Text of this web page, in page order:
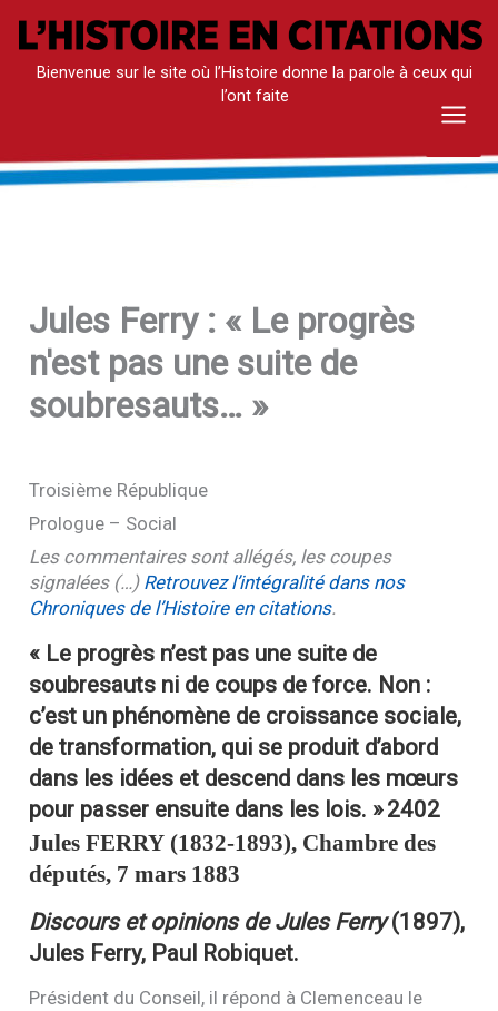
Aller
contenuBienvenue sur le site où l’Histoire donne la parole à ceux qui
l’ont faite
Main
Jules Ferry : « Le progrès
n'est pas une suite de
soubresauts… »
Troisième République
Prologue – Social
Les commentaires sont allégés, les coupes
signalées (…) Retrouvez l’intégralité dans nos
Chroniques de l’Histoire en citations.
« Le progrès n’est pas une suite de
soubresauts ni de coups de force. Non :
c’est un phénomène de croissance sociale,
de transformation, qui se produit d’abord
dans les idées et descend dans les mœurs
pour passer ensuite dans les lois. »2402
JulesFERRY (1832-1893), Chambre des
députés, 7 mars 1883
Discours et opinions de Jules Ferry(1897),
Jules Ferry, Paul Robiquet.
Président du Conseil, il répond à Clemenceau le